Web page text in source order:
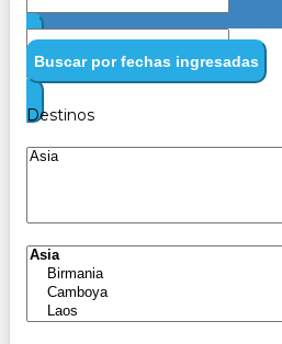
Buscar por fechas ingresadas
Destinos